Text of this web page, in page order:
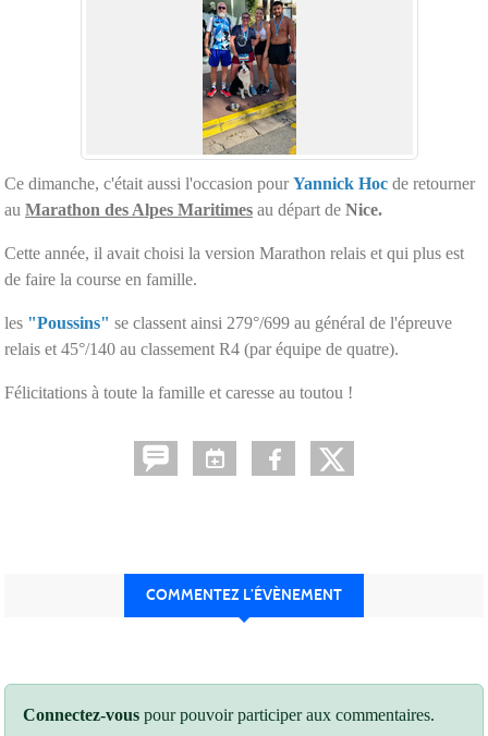
Ce dimanche, c'était aussi l'occasion pourYannick Hoc de retourner
au Marathon des Alpes Maritimes au départ de Nice.
Cette année, il avait choisi la version Marathon relais et qui plus est
de faire la course en famille.
les "Poussins" se classent ainsi 279°/699 au général de l'épreuve
relais et 45°/140 au classement R4 (par équipe de quatre).
Félicitations à toute la famille et caresse au toutou !
COMMENTEZ L’ÉVÈNEMENT
Connectez-vous pour pouvoir participer aux commentaires.